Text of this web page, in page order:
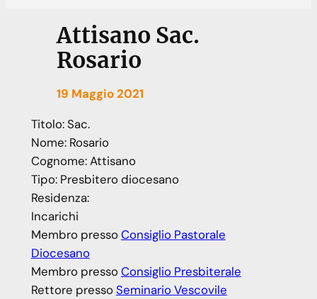
Attisano Sac.
Rosario
19 Maggio 2021
Titolo:Sac.
Nome: Rosario
Cognome:Attisano
Tipo: Presbitero diocesano
Residenza:
Incarichi
Membro pressoConsiglio Pastorale
Diocesano
Membro pressoConsiglio Presbiterale
Rettore pressoSeminario Vescovile